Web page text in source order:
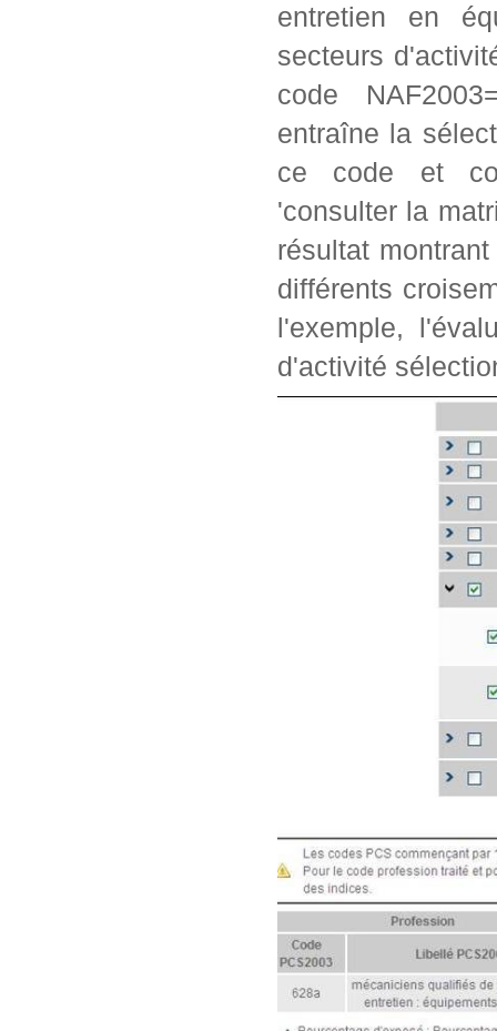
entretien en
secteurs
code
entraîne la
ce code et
'consulter la
résultat
différents
l'exemple,
d'activité